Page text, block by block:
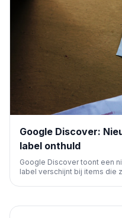
Google Discover:
label onthuld
Google Discover toont een
label verschijnt bij items die